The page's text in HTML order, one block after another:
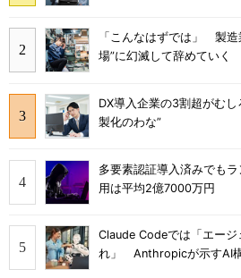
「こんなはずでは」 製
場”に幻滅して辞めていく
DX導入企業の3割超がむ
製化のわな”
多要素認証導入済みでも
用は平均2億7000万円
Claude Codeでは「エー
れ」 Anthropicが示すAI